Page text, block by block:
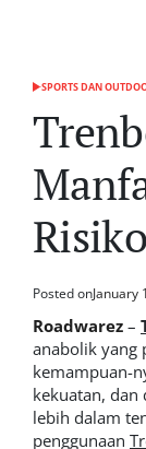
POSTED
SPORTS DAN
Posted onJanuary
Roadwarez –
anabolik yang
kemampuan-
kekuatan, dan
lebih dalam
penggunaan